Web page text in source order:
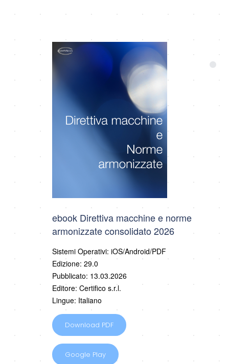
ebook Direttiva macchine e norme
armonizzate consolidato 2026
Sistemi Operativi: iOS/Android/PDF
Edizione: 29.0
Pubblicato: 13.03.2026
Editore: Certifico s.r.l.
Lingue: Italiano
Download PDF
Google Play